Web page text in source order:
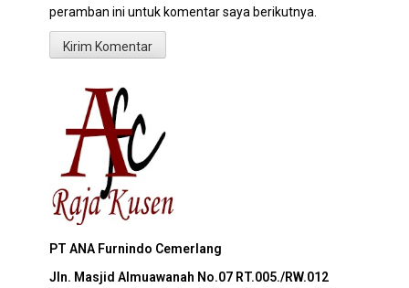
peramban ini untuk komentar saya berikutnya.
PT ANA Furnindo Cemerlang
Jln. Masjid Almuawanah No.07 RT.005./RW.012